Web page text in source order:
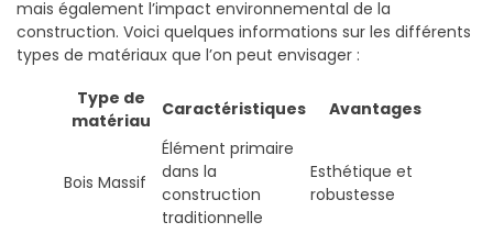
mais également l’impact environnemental de la
construction. Voici quelques informations sur les différents
types de matériaux que l’on peut envisager :
Type de
matériau
Caractéristiques Avantages
Bois Massif
Élément primaire
dans la
construction
traditionnelle
Esthétique et
robustesse